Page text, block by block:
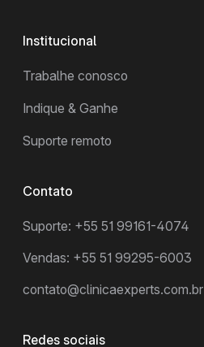
Institucional
Trabalhe conosco
Indique & Ganhe
Suporte remoto
Contato
Suporte: +55 51 99161-4074
Vendas: +55 51 99295-6003
contato@clinicaexperts.com.br
Redes sociais